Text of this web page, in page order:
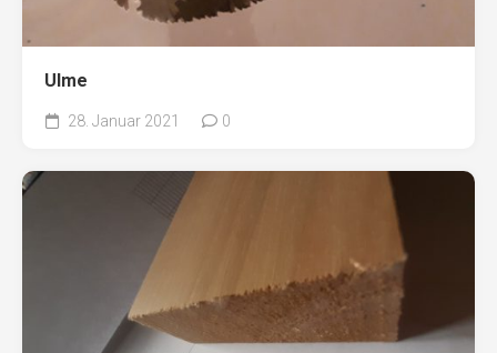
Ulme
28. Januar 2021 0